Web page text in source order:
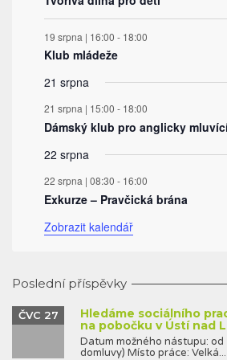
19 srpna | 16:00 - 18:00
Klub mládeže
21 srpna
21 srpna | 15:00 - 18:00
Dámský klub pro anglicky
22 srpna
22 srpna | 08:30 - 16:00
Exkurze – Pravčická brána
Zobrazit kalendář
Poslední příspěvky
Hledáme sociálního
na pobočku v Ústí nad
ČVC 27
Datum možného nástupu: od
domluvy) Místo práce: Velká...